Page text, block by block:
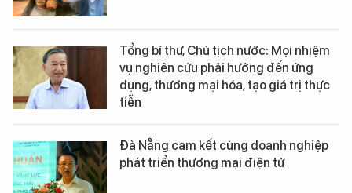
Tổng bí thư, Chủ tịch nước: Mọi nhiệm
vụ nghiên cứu phải hướng đến ứng
dụng, thương mại hóa, tạo giá trị thực
tiễn
Đà Nẵng cam kết cùng doanh nghiệp
phát triển thương mại điện tử